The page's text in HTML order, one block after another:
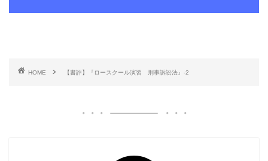
HOME 【書評】『ロースクール演習 刑事訴訟法』-2